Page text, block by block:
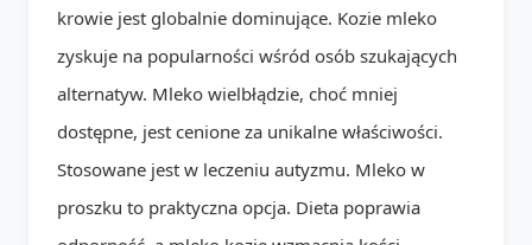
krowie jest globalnie dominujące. Kozie mleko
zyskuje na popularności wśród osób szukających
alternatyw. Mleko wielbłądzie, choć mniej
dostępne, jest cenione za unikalne właściwości.
Stosowane jest w leczeniu autyzmu. Mleko w
proszku to praktyczna opcja. Dieta poprawia